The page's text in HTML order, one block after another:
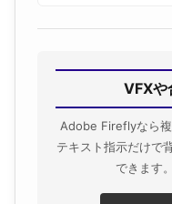
VFXや
Adobe Fireflyなら複
テキスト指示だけで
できます。